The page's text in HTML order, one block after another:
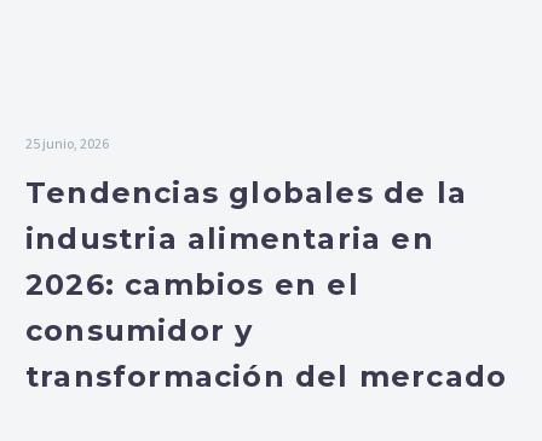
25 junio, 2026
Tendencias globales de la
industria alimentaria en
2026: cambios en el
consumidor y
transformación del mercado